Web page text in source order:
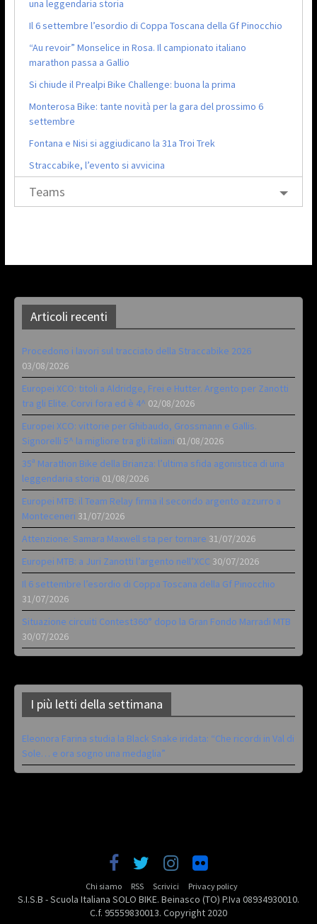
una leggendaria storia
Il 6 settembre l’esordio di Coppa Toscana della Gf Pinocchio
“Au revoir” Monselice in Rosa. Il campionato italiano
marathon passa a Gallio
Si chiude il Prealpi Bike Challenge: buona la prima
Monterosa Bike: tante novità per la gara del prossimo 6
settembre
Fontana e Nisi si aggiudicano la 31a Troi Trek
Straccabike, l’evento si avvicina
Teams
Articoli recenti
Procedono i lavori sul tracciato della Straccabike 2026
03/08/2026
Europei XCO: titoli a Aldridge, Frei e Hutter. Argento per Zanotti
tra gli Elite. Corvi fora ed è 4^ 02/08/2026
Europei XCO: vittorie per Ghibaudo, Grossmann e Gallis.
Signorelli 5^ la migliore tra gli italiani 01/08/2026
35ª Marathon Bike della Brianza: l’ultima sfida agonistica di una
leggendaria storia 01/08/2026
Europei MTB: il Team Relay firma il secondo argento azzurro a
Monteceneri 31/07/2026
Attenzione: Samara Maxwell sta per tornare 31/07/2026
Europei MTB: a Juri Zanotti l’argento nell’XCC 30/07/2026
Il 6 settembre l’esordio di Coppa Toscana della Gf Pinocchio
31/07/2026
Situazione circuiti Contest360° dopo la Gran Fondo Marradi MTB
30/07/2026
I più letti della settimana
Eleonora Farina studia la Black Snake iridata: “Che ricordi in Val di
Sole… e ora sogno una medaglia”
Chi siamo RSS Scrivici Privacy policy
S.I.S.B - Scuola Italiana SOLO BIKE. Beinasco (TO) P.Iva 08934930010.
C.f. 95559830013. Copyright 2020